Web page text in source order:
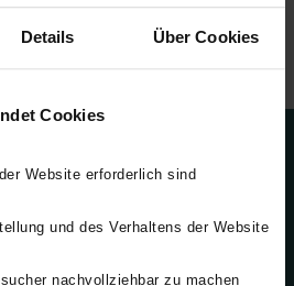
Details Über Cookies
Cookies
Website erforderlich sind
und des Verhaltens der Website
nachvollziehbar zu machen
op